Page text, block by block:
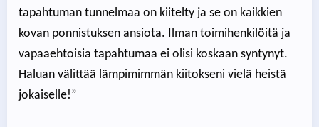
tapahtuman tunnelmaa on kiitelty ja se on kaikkien
kovan ponnistuksen ansiota. Ilman toimihenkilöitä ja
vapaaehtoisia tapahtumaa ei olisi koskaan syntynyt.
Haluan välittää lämpimimmän kiitokseni vielä heistä
jokaiselle!”